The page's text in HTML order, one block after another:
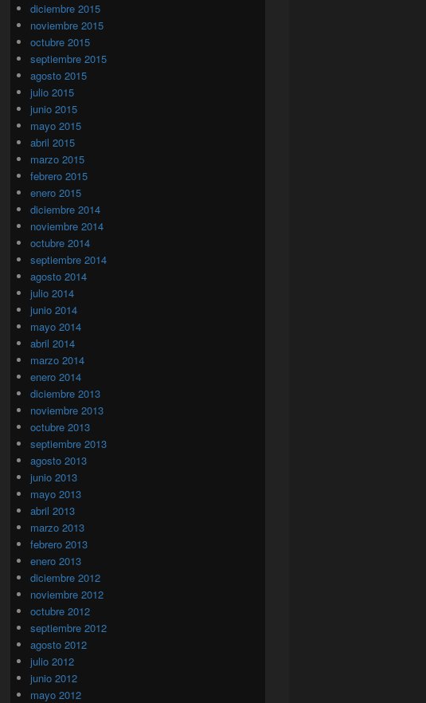
diciembre 2015
noviembre 2015
octubre 2015
septiembre 2015
agosto 2015
julio 2015
junio 2015
mayo 2015
abril 2015
marzo 2015
febrero 2015
enero 2015
diciembre 2014
noviembre 2014
octubre 2014
septiembre 2014
agosto 2014
julio 2014
junio 2014
mayo 2014
abril 2014
marzo 2014
enero 2014
diciembre 2013
noviembre 2013
octubre 2013
septiembre 2013
agosto 2013
junio 2013
mayo 2013
abril 2013
marzo 2013
febrero 2013
enero 2013
diciembre 2012
noviembre 2012
octubre 2012
septiembre 2012
agosto 2012
julio 2012
junio 2012
mayo 2012